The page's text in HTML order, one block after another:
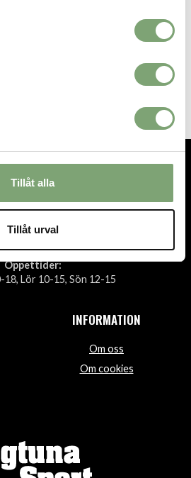
Tillåt alla
Tillåt urval
08-592 512 13
Besök oss:
Öppettider:
Lör 10-15, Sön 12-15
INFORMATION
Om oss
Om cookies